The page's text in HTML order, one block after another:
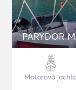
PARYDOR
Motorová